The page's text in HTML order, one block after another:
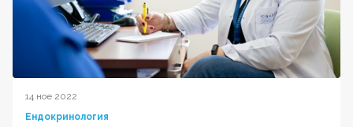
14 ное 2022
Ендокринология